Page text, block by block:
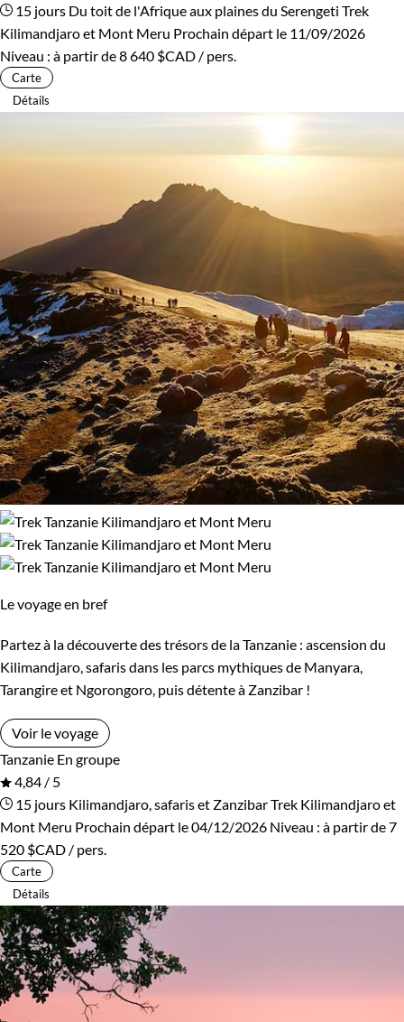
15 jours Du toit de l'Afrique aux plaines du Serengeti Trek
Kilimandjaro et Mont Meru Prochain départ le 11/09/2026
Niveau : à partir de8 640 $CAD / pers.
Carte
Détails
Le voyage en bref
Partez à la découverte des trésors de la Tanzanie : ascension du
Kilimandjaro, safaris dans les parcs mythiques de Manyara,
Tarangire et Ngorongoro, puis détente à Zanzibar !
Voir le voyage
Tanzanie En groupe
4,84 / 5
15 jours Kilimandjaro, safaris et ZanzibarTrek Kilimandjaro et
Mont Meru Prochain départ le 04/12/2026 Niveau : à partir de7
520 $CAD / pers.
Carte
Détails